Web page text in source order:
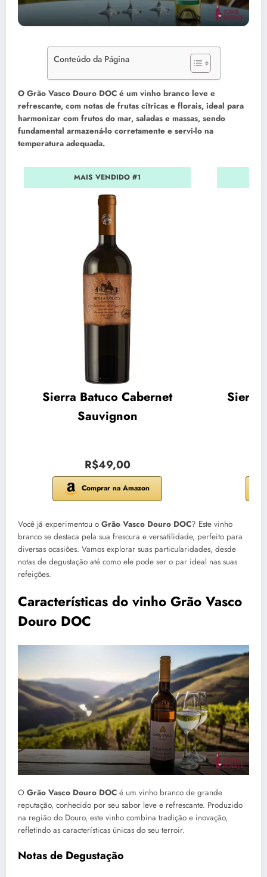
Conteúdo da Página
O Grão Vasco Douro DOC é um vinho branco leve e
refrescante, com notas de frutas cítricas e florais, ideal para
harmonizar com frutos do mar, saladas e massas, sendo
fundamental armazená-lo corretamente e servi-lo na
temperatura adequada.
MAIS VENDIDO #1
Sierra Batuco Cabernet
Sauvignon
R$49,00
Comprar na Amazon
Sierra
Você já experimentou o Grão Vasco Douro DOC? Este vinho
branco se destaca pela sua frescura e versatilidade, perfeito para
diversas ocasiões. Vamos explorar suas particularidades, desde
notas de degustação até como ele pode ser o par ideal nas suas
refeições.
Características do vinho Grão Vasco
Douro DOC
O Grão Vasco Douro DOC é um vinho branco de grande
reputação, conhecido por seu sabor leve e refrescante. Produzido
na região do Douro, este vinho combina tradição e inovação,
refletindo as características únicas do seu terroir.
Notas de Degustação